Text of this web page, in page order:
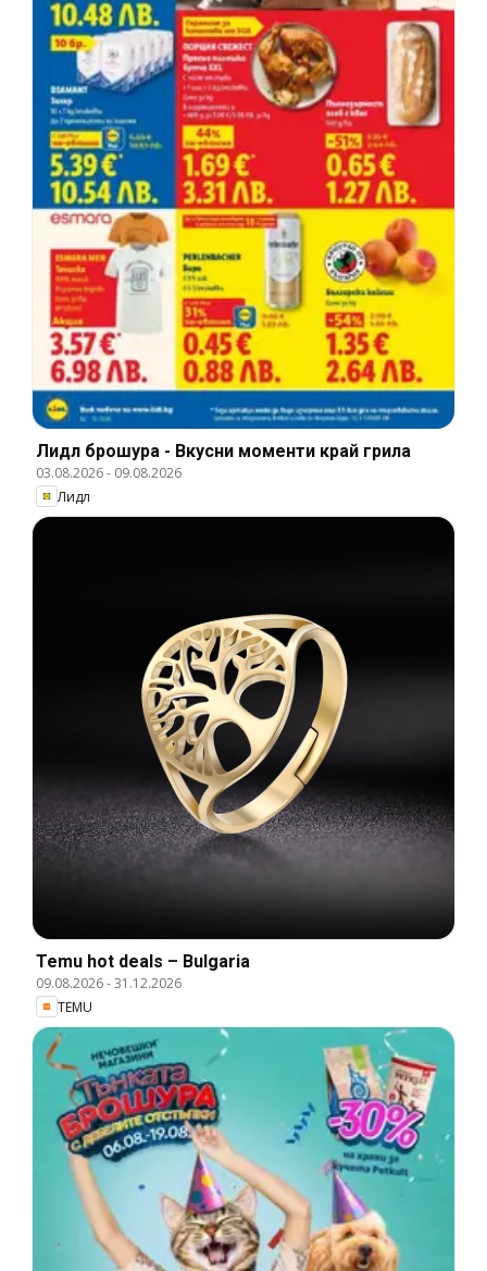
Лидл брошура - Вкусни моменти край грила
03.08.2026- 09.08.2026
Лидл
Temu hot deals – Bulgaria
09.08.2026-31.12.2026
TEMU